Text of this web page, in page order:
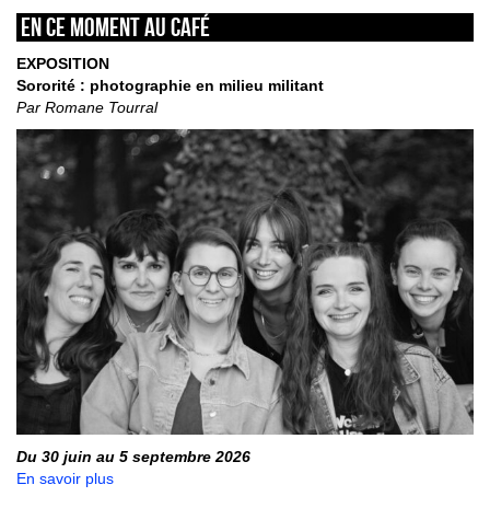
En ce moment au café
EXPOSITION
Sororité : photographie en milieu militant
Par Romane Tourral
Du 30 juin au 5 septembre 2026
En savoir plus